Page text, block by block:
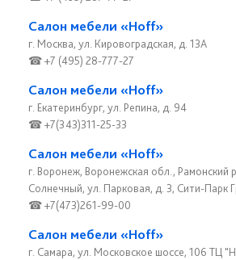
Салон мебели «Hoff»
г. Москва, ул. Кировоградская, д. 13А
☎ +7 (495) 28-777-27
Салон мебели «Hoff»
г. Екатеринбург, ул. Репина, д. 94
☎ +7(343)311-25-33
Салон мебели «Hoff»
г. Воронеж, Воронежская обл., Рамонский
Солнечный, ул. Парковая, д. 3, Сити-Парк
☎ +7(473)261-99-00
Салон мебели «Hoff»
г. Самара, ул. Московское шоссе, 106 ТЦ